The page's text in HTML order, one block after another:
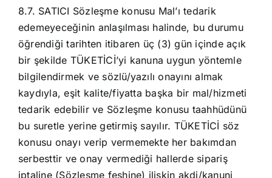
8.7. SATICI Sözleşme konusu Mal’ı tedarik
edemeyeceğinin anlaşılması halinde, bu durumu
öğrendiği tarihten itibaren üç (3) gün içinde açık
bir şekilde TÜKETİCİ’yi kanuna uygun yöntemle
bilgilendirmek ve sözlü/yazılı onayını almak
kaydıyla, eşit kalite/fiyatta başka bir mal/hizmeti
tedarik edebilir ve Sözleşme konusu taahhüdünü
bu suretle yerine getirmiş sayılır. TÜKETİCİ söz
konusu onayı verip vermemekte her bakımdan
serbesttir ve onay vermediği hallerde sipariş
iptaline (Sözleşme feshine) ilişkin akdi/kanuni